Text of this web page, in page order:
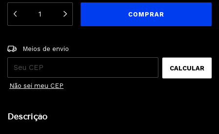
Entregas para o CEP:
Meios de envio
CALCULAR
Não sei meu CEP
Descrição